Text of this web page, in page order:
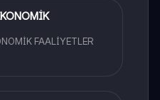
FAALİYETLER